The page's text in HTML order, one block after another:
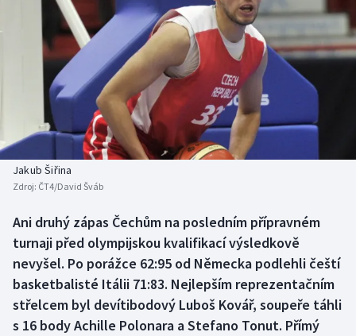
DALŠÍ SPORTY
Americký fotbal
Baseball a softbal
Basketbal
Biatlon
Box
Curling
Dostihy
NEPŘEHLÉDNĚTE
Soutěže
Historické návraty
Aplikace ČT sport
Jakub Šiřina
Zdroj: ČT4/David Šváb
Ani druhý zápas Čechům na posledním přípravném
turnaji před olympijskou kvalifikací výsledkově
nevyšel. Po porážce 62:95 od Německa podlehli čeští
basketbalisté Itálii 71:83. Nejlepším reprezentačním
střelcem byl devítibodový Luboš Kovář, soupeře táhli
s 16 body Achille Polonara a Stefano Tonut. Přímý